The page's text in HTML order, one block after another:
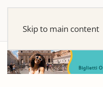
Skip to main content